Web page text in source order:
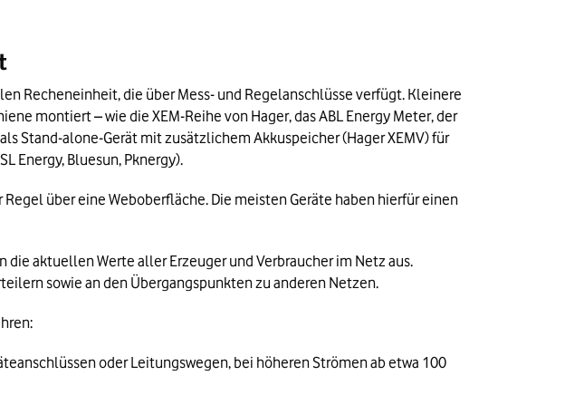
Recheneinheit, die über Mess- und Regelanschlüsse verfügt. Kleinere
montiert – wie die XEM-Reihe von Hager, das ABL Energy Meter, der
Stand-alone-Gerät mit zusätzlichem Akkuspeicher (Hager XEMV) für
Energy, Bluesun, Pknergy).
über eine Weboberfläche. Die meisten Geräte haben hierfür einen
aktuellen Werte aller Erzeuger und Verbraucher im Netz aus.
sowie an den Übergangspunkten zu anderen Netzen.
oder Leitungswegen, bei höheren Strömen ab etwa 100